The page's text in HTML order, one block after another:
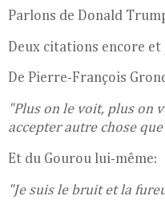
Parlons de Donald
Deux citations encore et
De Pierre-François
"Plus on le voit, plus on
accepter autre chose
Et du Gourou lui-même:
"Je suis le bruit et la